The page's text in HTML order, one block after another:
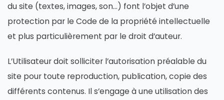
du site (textes, images, son…) font l’objet d’une
protection par le Code de la propriété intellectuelle
et plus particulièrement par le droit d’auteur.
L’Utilisateur doit solliciter l’autorisation préalable du
site pour toute reproduction, publication, copie des
différents contenus. Il s’engage à une utilisation des